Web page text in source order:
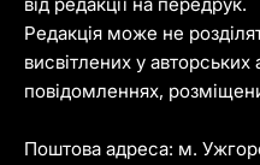
Редакція може не
висвітлених у
повідомленнях,
Поштова адреса: м.